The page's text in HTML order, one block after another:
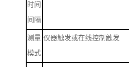
时间
间隔
测量
模式
仪器触发或在线控制触发